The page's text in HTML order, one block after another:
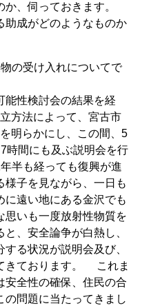
、伺っておきます。
助成がどのようなものか
の受け入れについてで
能性検討会の結果を経
方法によって、宮古市
明らかにし、この間、5
時間にも及ぶ説明会を行
半も経っても復興が進
様子を見ながら、一日も
に遠い地にある金沢でも
思いも一度放射性物質を
、安全論争が白熱し、
る状況が説明会及び、
きております。 これま
安全性の確保、住民の合
の問題に当たってきまし